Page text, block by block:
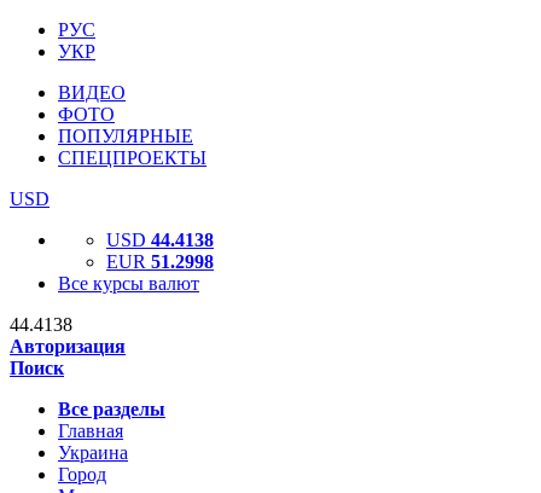
РУС
УКР
ВИДЕО
ФОТО
ПОПУЛЯРНЫЕ
СПЕЦПРОЕКТЫ
USD
USD 44.4138
EUR 51.2998
Все курсы валют
44.4138
Авторизация
Поиск
Все разделы
Главная
Украина
Город